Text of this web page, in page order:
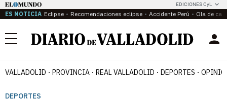
EDICIONES CyL
ES NOTICIA Eclipse Recomendaciones eclipse Accidente Perú Ola de
Menú
VALLADOLID PROVINCIA REAL VALLADOLID DEPORTES
DEPORTES